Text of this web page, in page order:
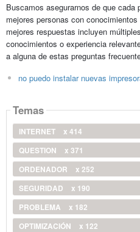
Buscamos asegurarnos de que cada
mejores personas con
mejores respuestas incluyen
conocimientos o experiencia
a alguna de estas preguntas
no puedo instalar nuevas
Temas
INTERNET
x 414
QUESTION
x 371
ORDENADOR
x 252
SEGURIDAD
x 190
PROBLEMA
x 182
OPTIMIZACIÓN
x 122